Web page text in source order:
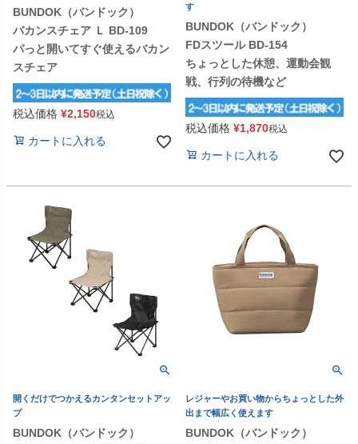
BUNDOK（バンドック）
バカンスチェア Ｌ BD-109
パっと開いてすぐ使えるバカン
スチェア
税込価格 ¥2,150税込
カートに入れる
す
BUNDOK（バンドック）
FDスツール BD-154
ちょっとした休憩、運動会観
戦、行列の待機など
税込価格 ¥1,870税込
カートに入れる
開くだけでつかえるカンタンセットアッ
プ
BUNDOK（バンドック）
レジャーやお買い物からちょっとした外
出まで幅広く使えます
BUNDOK（バンドック）